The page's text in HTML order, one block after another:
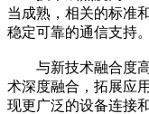
当成熟，相关的标准
稳定可靠的通信支持。
与新技术融合度高
术深度融合，拓展应
现更广泛的设备连接